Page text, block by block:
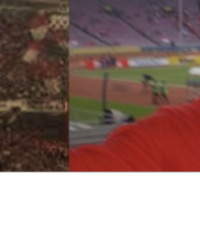
Skip
to
content